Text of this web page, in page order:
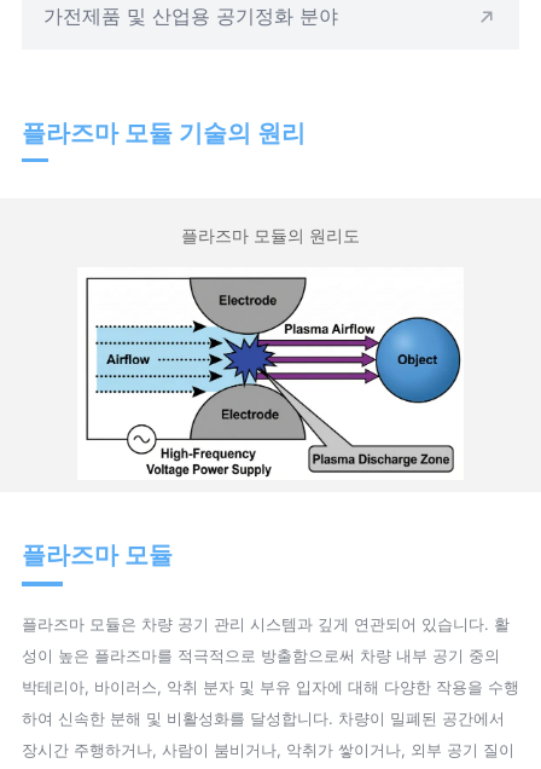
가전제품 및 산업용 공기정화 분야
플라즈마 모듈 기술의 원리
플라즈마 모듈의 원리도
플라즈마 모듈
플라즈마 모듈은 차량 공기 관리 시스템과 깊게 연관되어 있습니다. 활
성이 높은 플라즈마를 적극적으로 방출함으로써 차량 내부 공기 중의
박테리아, 바이러스, 악취 분자 및 부유 입자에 대해 다양한 작용을 수행
하여 신속한 분해 및 비활성화를 달성합니다. 차량이 밀폐된 공간에서
장시간 주행하거나, 사람이 붐비거나, 악취가 쌓이거나, 외부 공기 질이